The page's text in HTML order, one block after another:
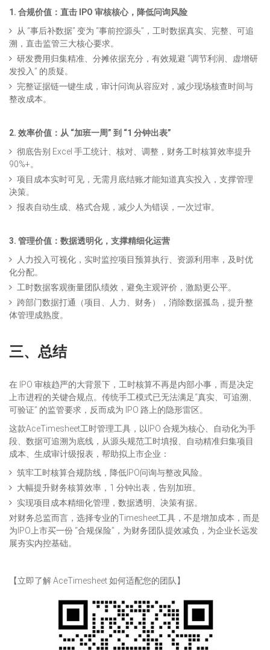
1. 合规价值：直击 IPO 审核核心，降低问询风险
从 “事后补数据” 变为 “事前控源头”，工时数据真实、完整、可追
溯，直击监管三大核心要求。
研发费用归集精准、分摊依据充分，有效规避 “调节利润、虚增研
发投入” 的质疑。
完整证据链一键生成，审计问询从容应对，减少现场核查时间与
整改成本。
2. 效率价值：从 “加班一周” 到 “1 分钟出表”
彻底告别 Excel 手工统计、核对、调整，财务工时核算效率提升
90%+。
项目成本实时可见，无需月底结账才能知道真实投入，支撑管理
决策。
报表自动生成、格式合规，减少人为错误，一次过审。
3. 管理价值：数据透明化，支撑精细化运营
人力投入可视化，实时监控项目预算执行、资源利用率，及时优
化分配。
工时数据客观衡量团队绩效，避免主观评价，激励更公平。
跨部门数据打通（项目、人力、财务），消除数据孤岛，提升整
体管理成熟度。
三、 总结
在 IPO 审核趋严的大背景下，工时核算不再是内部小事，而是决定
上市进程的关键合规点。传统手工模式已无法满足“真实、可追溯、
可验证” 的监管要求，反而成为 IPO 路上的隐形雷区。
这款AceTimesheet工时管理工具，以IPO 合规为核心、自动化为手
段、数据可追溯为底线，从源头规范工时填报、自动精准归集项目
成本、生成审计级报表，帮助拟上市企业：
筑牢工时核算合规防线，降低IPO问询与整改风险。
大幅提升财务核算效率，1 分钟出表，告别加班。
实现项目成本精细化管理，数据透明、决策有据。
对财务总监而言，选择专业的Timesheet工具，不是增加成本，而是
为IPO上市买一份 “合规保险”，为财务团队提效减负，为企业长远发
展夯实内控基础。
【立即了解 AceTimesheet 如何适配您的团队】